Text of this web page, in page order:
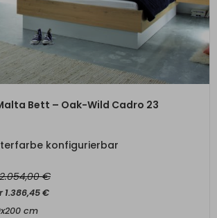
Bett – Oak-Wild Cadro 23
konfigurierbar
2.054,00€
1.386,45€
cm